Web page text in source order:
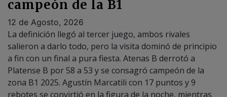
La definición llegó al tercer juego, ambos rivales
salieron a darlo todo, pero la visita dominó de principio
a fin con un final a pura fiesta. Atenas B derrotó a
Platense B por 58 a 53 y se consagró campeón de la
zona B1 2025. Agustín Marcatili con 17 puntos y 9
rebotes se convirtió en la figura de la noche, mientras
que Matias Arlego anotó 13 puntos que no fueron
suficientes para revertir el marcador.